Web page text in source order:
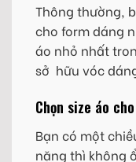
Thông thường,
cho form dáng
áo nhỏ nhất
sở hữu vóc
Chọn size áo
Bạn có một
nặng thì không